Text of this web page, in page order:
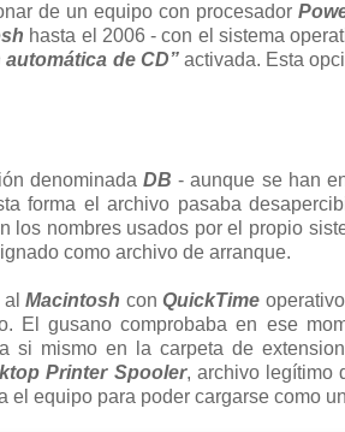
de un equipo con procesador
hasta el 2006 - con el sistema
de CD”activada. Esta
denominadaDB - aunque se han
forma el archivo pasaba
los nombres usados por el propio
como archivo de arranque.
alMacintosh conQuickTime
El gusano comprobaba en ese
si mismo en la carpeta de
Printer Spooler, archivo legítimo
equipo para poder cargarse como